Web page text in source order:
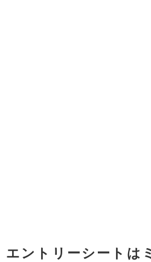
エントリーシートは